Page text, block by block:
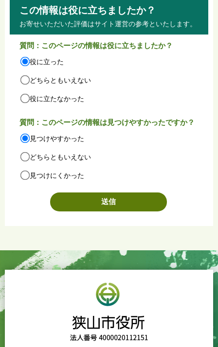
この情報は役に立ちましたか？
お寄せいただいた評価はサイト運営の参考といたします。
質問：このページの情報は役に立ちましたか？
役に立った
どちらともいえない
役に立たなかった
質問：このページの情報は見つけやすかったですか？
見つけやすかった
どちらともいえない
見つけにくかった